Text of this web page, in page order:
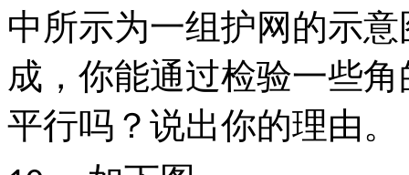
中所示为一组护网的示
成，你能通过检验一些
平行吗？说出你的理由。